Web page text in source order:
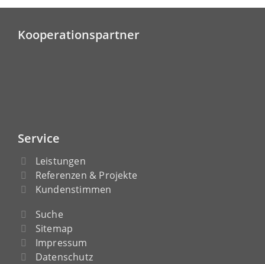
Kooperationspartner
Service
Leistungen
Referenzen & Projekte
Kundenstimmen
Suche
Sitemap
Impressum
Datenschutz